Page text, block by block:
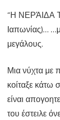
“Η ΝΕΡΆΙΔΑ
Ιαπωνίας)…
μεγάλους.
Μια νύχτα με
κοίταξε κάτω
είναι
του έστειλε